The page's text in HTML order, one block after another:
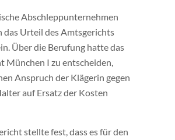
Abschleppunternehmen
das Urteil des Amtsgerichts
Über die Berufung hatte das
München I zu entscheiden,
Anspruch der Klägerin gegen
auf Ersatz der Kosten
stellte fest, dass es für den